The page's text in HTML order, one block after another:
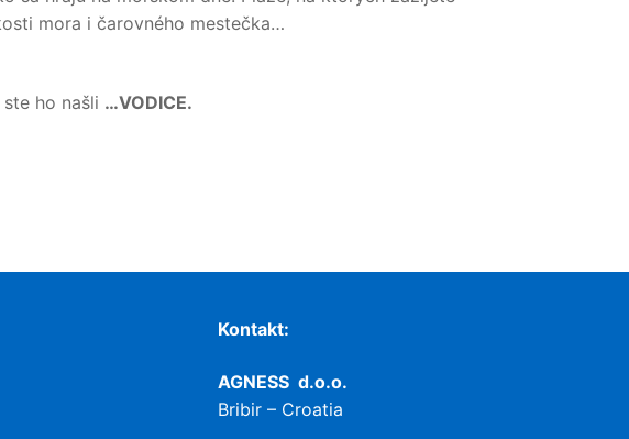
mora i čarovného mestečka…
ho našli …VODICE.
Kontakt:
AGNESS d.o.o.
Bribir – Croatia